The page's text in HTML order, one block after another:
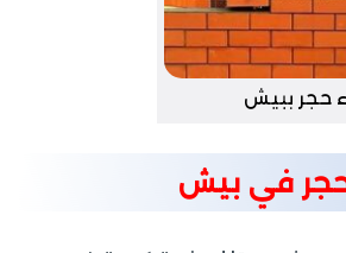
حجر ببيش
حجر في بيش